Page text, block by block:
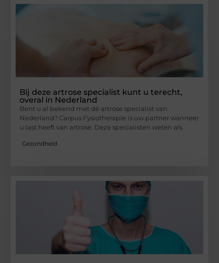
Bij deze artrose specialist kunt u terecht,
overal in Nederland
Bent u al bekend met dé artrose specialist van
Nederland? Carpus Fysiotherapie is uw partner wanneer
u last heeft van artrose. Deze specialisten weten als
Gezondheid